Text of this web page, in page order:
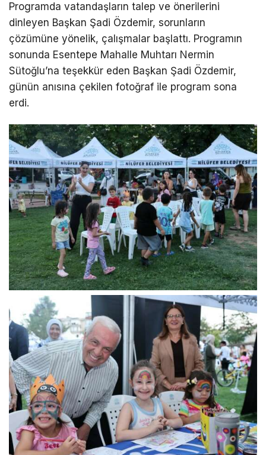
Programda vatandaşların talep ve önerilerini
dinleyen Başkan Şadi Özdemir, sorunların
çözümüne yönelik, çalışmalar başlattı. Programın
sonunda Esentepe Mahalle Muhtarı Nermin
Sütoğlu’na teşekkür eden Başkan Şadi Özdemir,
günün anısına çekilen fotoğraf ile program sona
erdi.